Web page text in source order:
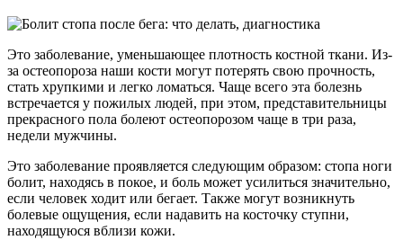
Это заболевание, уменьшающее плотность костной ткани. Из-
за остеопороза наши кости могут потерять свою прочность,
стать хрупкими и легко ломаться. Чаще всего эта болезнь
встречается у пожилых людей, при этом, представительницы
прекрасного пола болеют остеопорозом чаще в три раза,
недели мужчины.
Это заболевание проявляется следующим образом: стопа ноги
болит, находясь в покое, и боль может усилиться значительно,
если человек ходит или бегает. Также могут возникнуть
болевые ощущения, если надавить на косточку ступни,
находящуюся вблизи кожи.